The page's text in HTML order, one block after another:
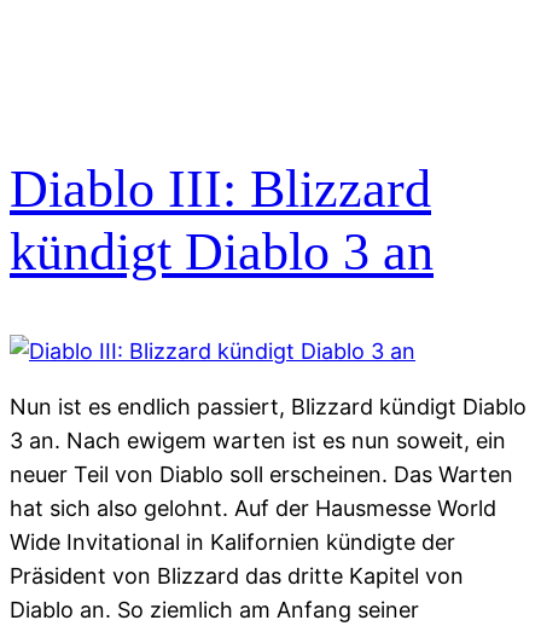
Diablo III: Blizzard
kündigt Diablo 3 an
Nun ist es endlich passiert, Blizzard kündigt Diablo
3 an. Nach ewigem warten ist es nun soweit, ein
neuer Teil von Diablo soll erscheinen. Das Warten
hat sich also gelohnt. Auf der Hausmesse World
Wide Invitational in Kalifornien kündigte der
Präsident von Blizzard das dritte Kapitel von
Diablo an. So ziemlich am Anfang seiner